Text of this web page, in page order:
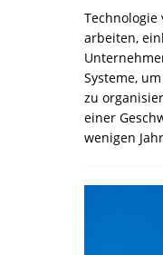
arbeiten,
Systeme,
zu
einer
wenigen